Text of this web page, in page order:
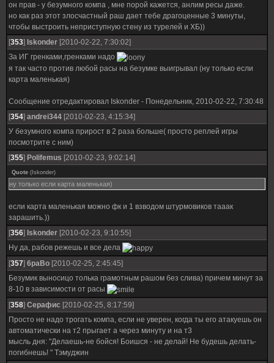
он прав - у безумного компа , мне порой кажется, анлим ресы даже.
но как раз этот злосчастный раш дает тебе драгоценные 3 минуты,
чтобы выстроить неприступную стену из турелей и ХБ))
[353] Iskonder [2010-02-22, 7:30:02]
За ИГ гренками,гренками надо
я так часто против любой расы на безумке выигрывал (ну только если
карта маленькая)
Сообщение отредактировал Iskonder - Понедельник, 2010-02-22, 7:30:48
[354] andrei344 [2010-02-23, 4:15:34]
У безумного компа прирост в 2 раза больше( просто реплей игры
посмотрите с ним)
[355] Polifemus [2010-02-23, 9:02:14]
Quote ( Iskonder)
ну только если карта маленькая)
если карта маленькая можно фк и 1 взводом штурмовиков тааак
зарашить.))
[356] Iskonder [2010-02-23, 9:10:55]
Ну да, рабов режешь и все дела
[357] 6paBo [2010-02-25, 2:45:45]
Безумик выносицо толька грамотным рашом без слива) причем минут за
8-10 в зависимости от расы
[358] Серафис [2010-02-25, 8:17:59]
Просто не надо трогать компа, если не уверен, когда ты его атакуешь он
автоматически на т2 прыгает а через минуту и на т3
мысль дня: "Делаешь-не бойся! Боишся - не делай! Не будешь делать-
погибнешь! " Тэмуджин